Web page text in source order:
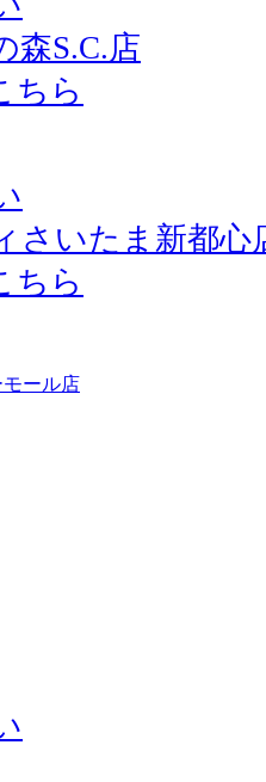
森S.C.店
ちら
さいたま新都心
ちら
ール店